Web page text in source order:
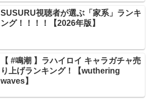
SUSURU視聴者が選ぶ「家系」ランキ
ング！！！！【2026年版】
【 #鳴潮 】ラハイロイ キャラガチャ売
り上げランキング！【wuthering
waves】